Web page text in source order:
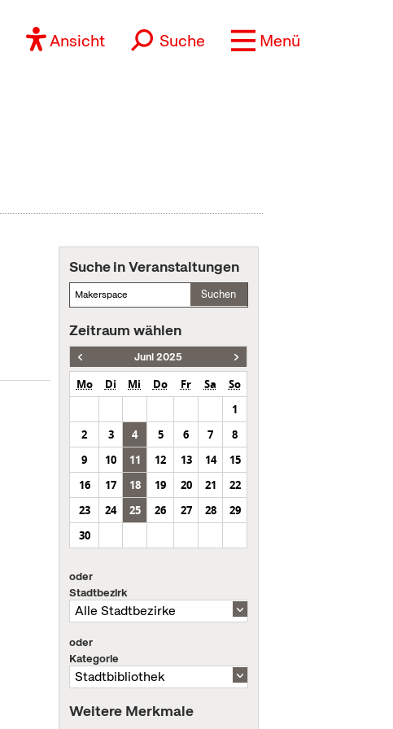
Ansicht Suche Menü
Suche in Veranstaltungen
Suchen
Zeitraum wählen
Juni 2025
Mo Di Mi Do Fr Sa
So
1
2
3 4 5 6 7
8
9
10 11 12 13 14
15
16
17 18 19 20 21
22
23
24 25 26 27 28
29
30
oder
Stadtbezirk
oder
Kategorie
Weitere Merkmale